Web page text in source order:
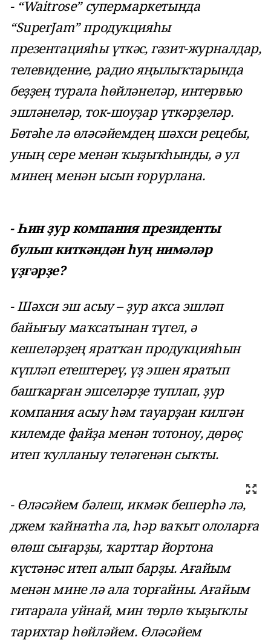
- “Waitrose” супермаркетында
“SuperJam” продукцияһы
презентацияһы үткәс, гәзит-журналдар,
телевидение, радио яңылыҡтарында
беҙҙең турала һөйләнеләр, интервью
эшләнеләр, ток-шоуҙар үткәрҙеләр.
Бөтәһе лә өләсәйемдең шәхси рецебы,
уның сере менән ҡыҙыҡһынды, ә ул
минең менән ысын ғорурлана.
- Һин ҙур компания президенты
булып киткәндән һуң нимәләр
үҙгәрҙе?
- Шәхси эш асыу – ҙур аҡса эшләп
байығыу маҡсатынан түгел, ә
кешеләрҙең яратҡан продукцияһын
күпләп етештереү, үҙ эшен яратып
башҡарған эшселәрҙе туплап, ҙур
компания асыу һәм тауарҙан килгән
килемде файҙа менән тотоноу, дөрөҫ
итеп ҡулланыу теләгенән сыҡты.
- Өләсәйем бәлеш, икмәк бешерһә лә,
джем ҡайнатһа ла, һәр ваҡыт ололарға
өлөш сығарҙы, ҡарттар йортона
күстәнәс итеп алып барҙы. Ағайым
менән мине лә ала торғайны. Ағайым
гитарала уйнай, мин төрлө ҡыҙыҡлы
тарихтар һөйләйем. Өләсәйем